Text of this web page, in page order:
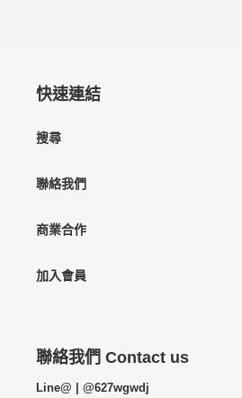
快速連結
搜尋
聯絡我們
商業合作
加入會員
聯絡我們 Contact us
Line@ | @627wgwdj